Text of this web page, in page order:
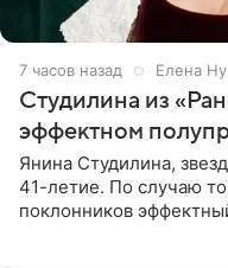
7 часов назад Елена
Студилина из
эффектном
Янина Студилина,
41-летие. По случаю
поклонников